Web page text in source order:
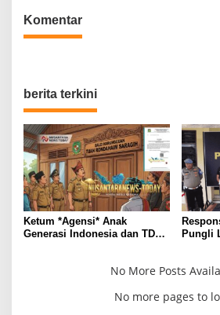
Komentar
berita terkini
Ketum *Agensi* Anak
Generasi Indonesia dan TDBP
Pungli
Polres
No More Posts
No more pages to